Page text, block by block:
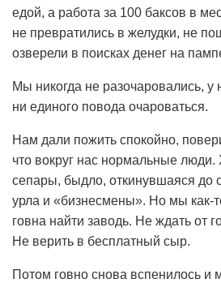
едой, а работа за 100 баксов в
не превратились в желудки, не
озверели в поисках денег на
Мы никогда не разочаровались, у
ни единого повода очароваться.
Нам дали пожить спокойно,
что вокруг нас нормальные люди.
сепары, быдло, откинувшаяся до
урла и «бизнесмены». Но мы как-
говна найти заводь. Не ждать от
Не верить в бесплатный сыр.
Потом говно снова вспенилось и